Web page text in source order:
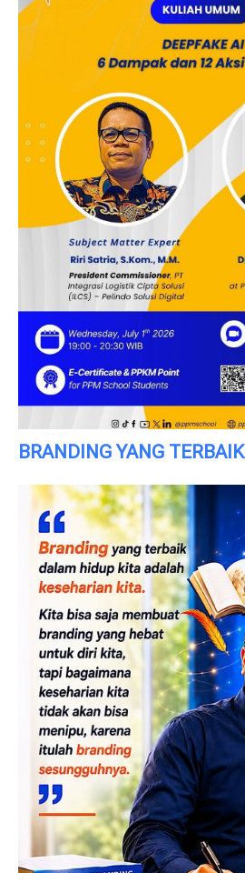
BRANDING YANG TERBAIK